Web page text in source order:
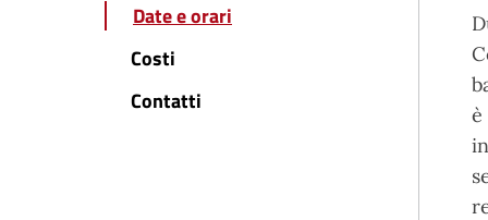
Date e orari
Costi
Contatti
è